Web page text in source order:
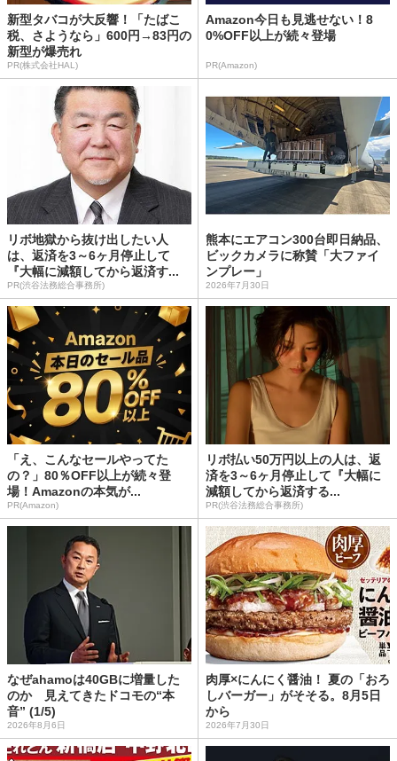
新型タバコが大反響！「たばこ
税、さようなら」600円→83円の
新型が爆売れ
PR(株式会社HAL)
Amazon今日も見逃せない！8
0%OFF以上が続々登場
PR(Amazon)
リボ地獄から抜け出したい人
は、返済を3～6ヶ月停止して
『大幅に減額してから返済す...
PR(渋谷法務総合事務所)
熊本にエアコン300台即日納品、
ビックカメラに称賛「大ファイ
ンプレー」
2026年7月30日
「え、こんなセールやってた
の？」80％OFF以上が続々登
場！Amazonの本気が...
PR(Amazon)
リボ払い50万円以上の人は、返
済を3～6ヶ月停止して『大幅に
減額してから返済する...
PR(渋谷法務総合事務所)
なぜahamoは40GBに増量した
のか 見えてきたドコモの“本
音” (1/5)
2026年8月6日
肉厚×にんにく醤油！ 夏の「おろ
しバーガー」がそそる。8月5日
から
2026年7月30日